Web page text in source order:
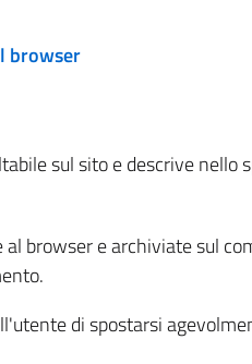
browser
sul sito e descrive
browser e archiviate sul
di spostarsi